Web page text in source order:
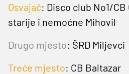
Osvajač: Disco club No1/
starije i nemoćne Mihovil
Drugo mjesto: ŠRD Miljevci
Treće mjesto: CB Baltazar